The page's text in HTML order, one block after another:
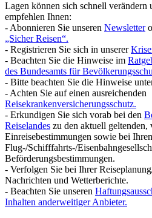
Lagen können sich schnell
empfehlen Ihnen:
- Abonnieren Sie unseren Newsletter
„Sicher Reisen“.
- Registrieren Sie sich in unserer
- Beachten Sie die Hinweise im
des Bundesamts für
- Bitte beachten Sie die Hinweise
- Achten Sie auf einen ausreichenden
Reisekrankenversicherungsschutz.
- Erkundigen Sie sich vorab bei den
Reiselandes zu den aktuell geltenden,
Einreisebestimmungen sowie bei
Flug-/Schifffahrts-/
Beförderungsbestimmungen.
- Verfolgen Sie bei Ihrer
Nachrichten und Wetterberichte.
- Beachten Sie unseren
Inhalten anderweitiger Anbieter.